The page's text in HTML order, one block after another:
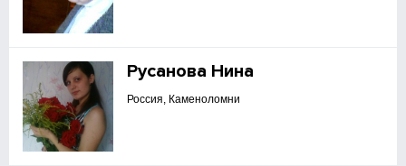
Русанова Нина
Россия, Каменоломни